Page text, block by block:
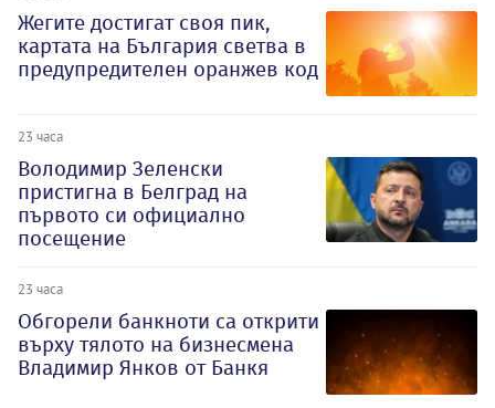
Жегите достигат своя пик,
картата на България светва в
предупредителен оранжев код
23 часа
Володимир Зеленски
пристигна в Белград на
първото си официално
посещение
23 часа
Обгорели банкноти са открити
върху тялото на бизнесмена
Владимир Янков от Банкя